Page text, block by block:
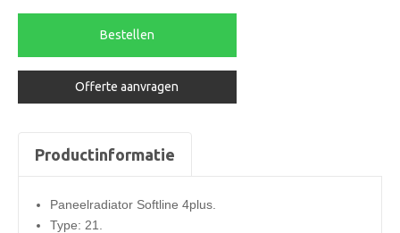
21-
softline
572watt
Bestellen
Offerte aanvragen
Productinformatie
Paneelradiator Softline 4plus.
Type: 21.